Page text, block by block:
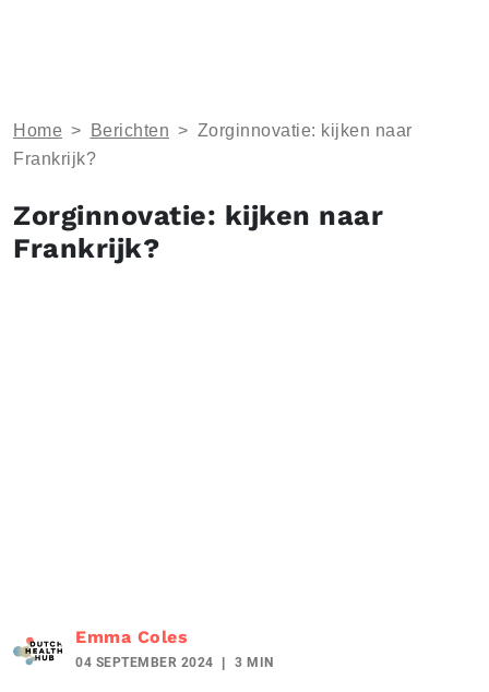
Home > Berichten > Zorginnovatie: kijken naar
Frankrijk?
Zorginnovatie: kijken naar
Frankrijk?
Emma Coles
04 SEPTEMBER 2024 3 MIN